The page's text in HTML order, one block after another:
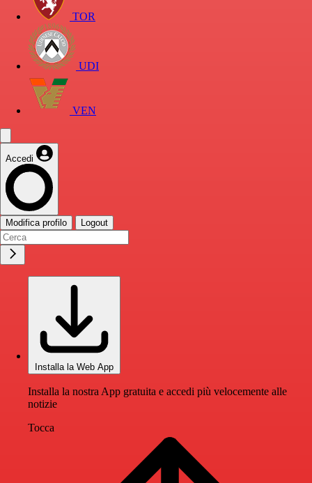
TOR
UDI
VEN
Accedi
Modifica profilo Logout
Installa la Web App
Installa la nostra App gratuita e accedi più velocemente alle
notizie
Tocca